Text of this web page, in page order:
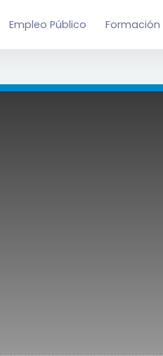
Empleo Público Formación